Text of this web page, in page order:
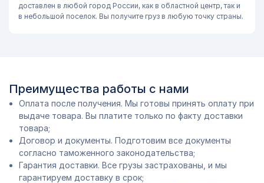
доставлен в любой город России, как в областной центр, так и
в небольшой поселок. Вы получите груз в любую точку страны.
Преимущества работы с нами
Оплата после получения. Мы готовы принять оплату при
выдаче товара. Вы платите только по факту доставки
товара;
Договор и документы. Подготовим все документы
согласно таможенного законодательства;
Гарантия доставки. Все грузы застрахованы, и мы
гарантируем доставку в срок;